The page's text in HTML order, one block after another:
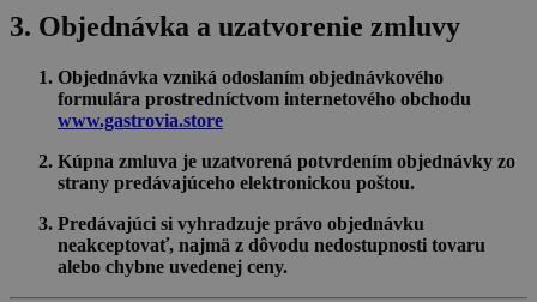
3. Objednávka a uzatvorenie zmluvy
Objednávka vzniká odoslaním objednávkového
formulára prostredníctvom internetového obchodu
www.gastrovia.store
Kúpna zmluva je uzatvorená potvrdením objednávky zo
strany predávajúceho elektronickou poštou.
Predávajúci si vyhradzuje právo objednávku
neakceptovať, najmä z dôvodu nedostupnosti tovaru
alebo chybne uvedenej ceny.